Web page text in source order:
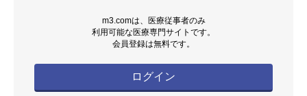
m3.comは、医療従事者のみ
利用可能な医療専門サイトです。
会員登録は無料です。
ログイン